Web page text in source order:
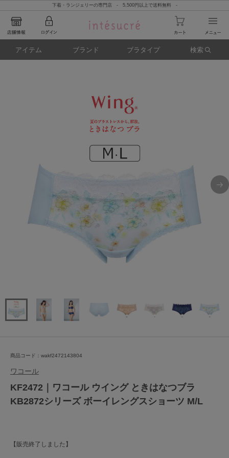
下着・ランジェリーの専門店 - 5,500円以上で送料無料 -
アイテム ブランド ブラタイプ 検索
商品コード：wakf2472143804
ワコール
KF2472｜ワコール ウイング ときはなつブラ
KB2872シリーズ ボーイレングスショーツ M/L
【販売終了しました】